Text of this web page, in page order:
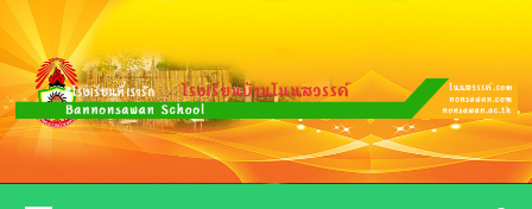
Skip
content